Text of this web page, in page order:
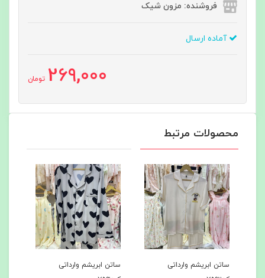
فروشنده: مزون شیک
آماده ارسال
269,000 تومان
محصولات مرتبط
ساتن ابریشم وارداتی
ساتن ابریشم وارداتی